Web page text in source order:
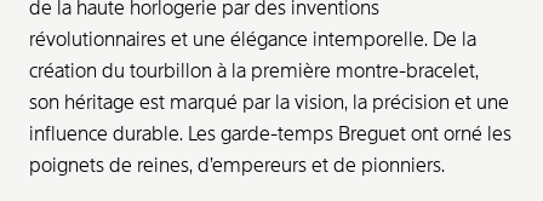
de la haute horlogerie par des inventions
révolutionnaires et une élégance intemporelle. De la
création du tourbillon à la première montre-bracelet,
son héritage est marqué par la vision, la précision et une
influence durable. Les garde-temps Breguet ont orné les
poignets de reines, d’empereurs et de pionniers.